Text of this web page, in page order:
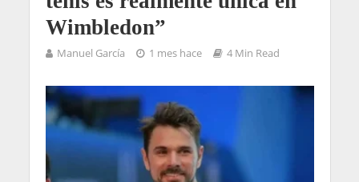
Wimbledon”
Manuel García 1 mes hace 4 Min Read